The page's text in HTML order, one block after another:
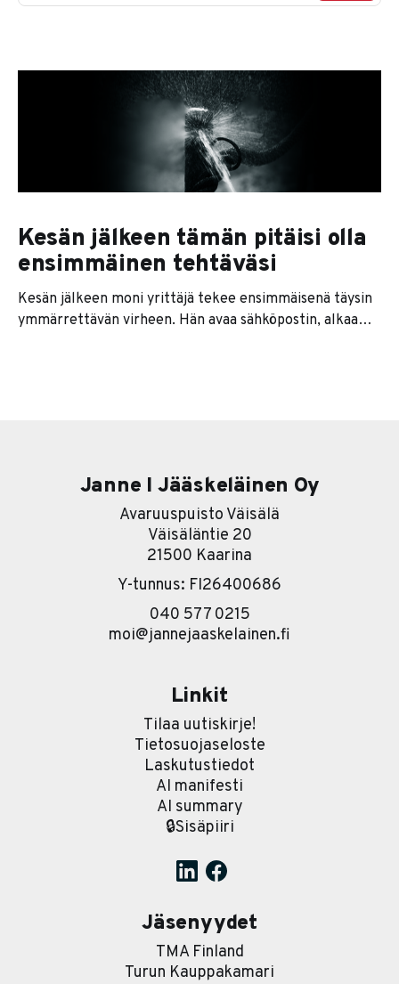
Kesän jälkeen tämän pitäisi olla
ensimmäinen tehtäväsi
Kesän jälkeen moni yrittäjä tekee ensimmäisenä täysin
ymmärrettävän virheen. Hän avaa sähköpostin, alkaa
Janne I Jääskeläinen Oy
Avaruuspuisto Väisälä
Väisäläntie 20
21500 Kaarina
Y-tunnus: FI26400686
040 577 0215
moi@jannejaaskelainen.fi
Linkit
Tilaa uutiskirje!
Tietosuojaseloste
Laskutustiedot
AI manifesti
AI summary
🔒Sisäpiiri
Jäsenyydet
TMA Finland
Turun Kauppakamari